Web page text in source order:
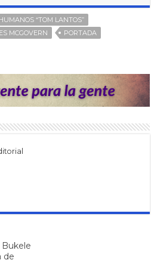
“TOM LANTOS”
MCGOVERN
PORTADA
de